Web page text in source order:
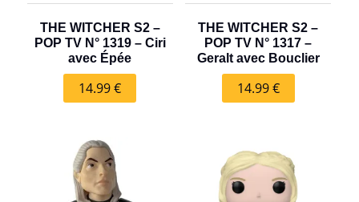
THE WITCHER S2 –
POP TV N° 1319 – Ciri
avec Épée
14.99€
THE WITCHER S2 –
POP TV N° 1317 –
Geralt avec Bouclier
14.99€